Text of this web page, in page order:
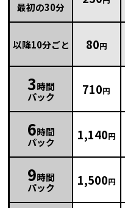
最初の30分
以降10分ごと 80円
3時間
パック
710円
6時間
パック
1,140円
9時間
パック
1,500円